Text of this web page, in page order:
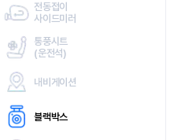
전동접이
사이드미러
통풍시트
(운전석)
내비게이션
블랙박스